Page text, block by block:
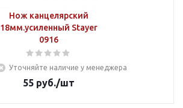
Нож канцелярский
18мм.усиленный Stayer
0916
Уточняйте наличие у менеджера
55руб./шт